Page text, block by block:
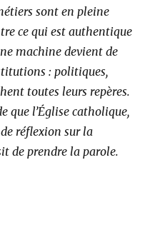
sont en pleine
ce qui est authentique
machine devient de
: politiques,
toutes leurs repères.
que l’Église catholique,
réflexion sur la
de prendre la parole.